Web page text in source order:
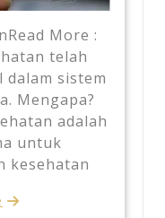
More :
telah
sistem
Mengapa?
adalah
untuk
kesehatan